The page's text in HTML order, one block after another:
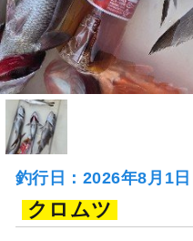
釣行日：2026年8月1
クロムツ